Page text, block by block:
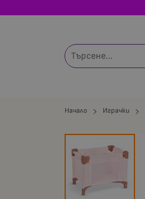
Начало Играчки